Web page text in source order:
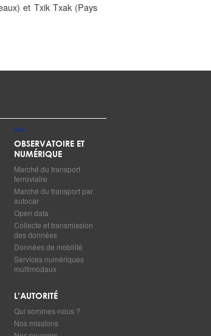
et Txik Txak (Pays
OBSERVATOIRE ET
NUMÉRIQUE
Marché du transport
ferroviaire
Marché du transport par
autocar
Open data
Collecte et transmission
des données
Données de mobilité
Services numériques
multimodaux
L’AUTORITÉ
Qui sommes-nous ?
Nos missions